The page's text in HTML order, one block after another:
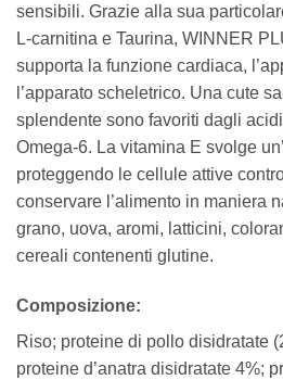
sensibili. Grazie alla sua
L-carnitina e Taurina, WINNER
supporta la funzione cardiaca,
l’apparato scheletrico. Una cute
splendente sono favoriti dagli
Omega-6. La vitamina E svolge
proteggendo le cellule attive
conservare l’alimento in maniera
grano, uova, aromi, latticini,
cereali contenenti glutine.
Composizione:
Riso; proteine di pollo disidratate
proteine d’anatra disidratate 4%;